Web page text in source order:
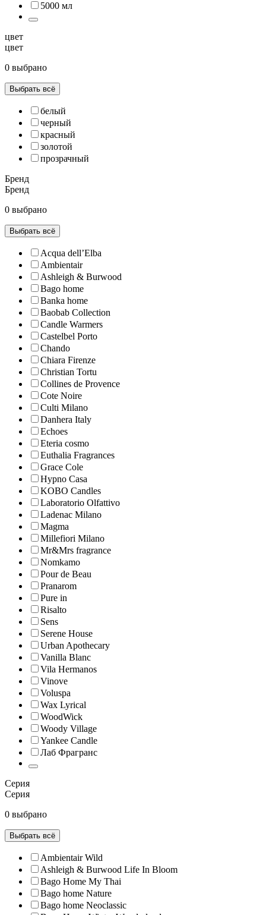
5000 мл
цвет
цвет
0 выбрано
Выбрать всё
белый
черный
красный
золотой
прозрачный
Бренд
Бренд
0 выбрано
Выбрать всё
Acqua dell’Elba
Ambientair
Ashleigh & Burwood
Bago home
Banka home
Baobab Collection
Candle Warmers
Castelbel Porto
Chando
Chiara Firenze
Christian Tortu
Collines de Рrovencе
Cote Noire
Culti Milano
Danhera Italy
Echoes
Eteria cosmo
Euthalia Fragrances
Grace Cole
Hypno Casa
KOBO Candles
Laboratorio Olfattivo
Ladenac Milano
Magma
Millefiori Milano
Mr&Mrs fragrance
Nomkamo
Pour de Beau
Pranarom
Pure in
Risalto
Sens
Serene House
Urban Apothecary
Vanilla Blanc
Vila Hermanos
Vinove
Voluspa
Wax Lyrical
WoodWick
Woody Village
Yankee Candle
Лаб Фрагранс
Серия
Серия
0 выбрано
Выбрать всё
Ambientair Wild
Ashleigh & Burwood Life In Bloom
Bago Home My Thai
Bago home Nature
Bago home Neoclassic